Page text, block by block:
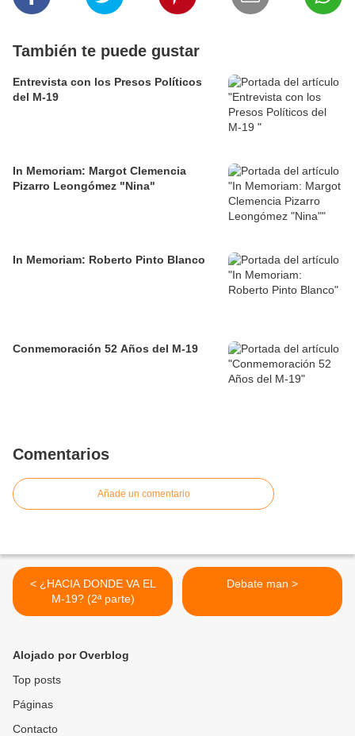
También te puede gustar
Entrevista con los Presos Políticos
del M-19
In Memoriam: Margot Clemencia
Pizarro Leongómez "Nina"
In Memoriam: Roberto Pinto Blanco
Conmemoración 52 Años del M-19
Comentarios
Añade un comentario
< ¿HACIA DONDE VA EL
M-19? (2ª parte)
Debate man >
Alojado por Overblog
Top posts
Páginas
Contacto